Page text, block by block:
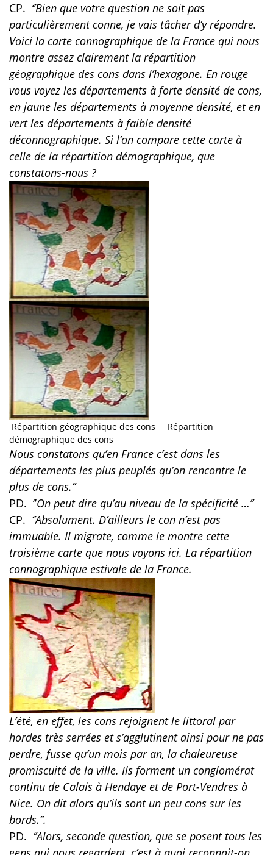
CP. ‘’Bien que votre question ne soit pas
particulièrement conne, je vais tâcher d’y répondre.
Voici la carte connographique de la France qui nous
montre assez clairement la répartition
géographique des cons dans l’hexagone. En rouge
vous voyez les départements à forte densité de cons,
en jaune les départements à moyenne densité, et en
vert les départements à faible densité
déconnographique. Si l’on compare cette carte à
celle de la répartition démographique, que
constatons-nous ?
Répartition géographique des cons Répartition
démographique des cons
Nous constatons qu’en France c’est dans les
départements les plus peuplés qu’on rencontre le
plus de cons.’’
PD. ‘’On peut dire qu’au niveau de la spécificité …’’
CP. ‘’Absolument. D’ailleurs le con n’est pas
immuable. Il migrate, comme le montre cette
troisième carte que nous voyons ici. La répartition
connographique estivale de la France.
L’été, en effet, les cons rejoignent le littoral par
hordes très serrées et s’agglutinent ainsi pour ne pas
perdre, fusse qu’un mois par an, la chaleureuse
promiscuité de la ville. Ils forment un conglomérat
continu de Calais à Hendaye et de Port-Vendres à
Nice. On dit alors qu’ils sont un peu cons sur les
bords.’’.
PD. ‘’Alors, seconde question, que se posent tous les